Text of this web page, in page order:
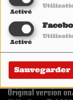
Activé
Activé
Sauvegarder
Recorded/
June 22nd, 2024 •
Directed by/
Images : Jean-
Original version